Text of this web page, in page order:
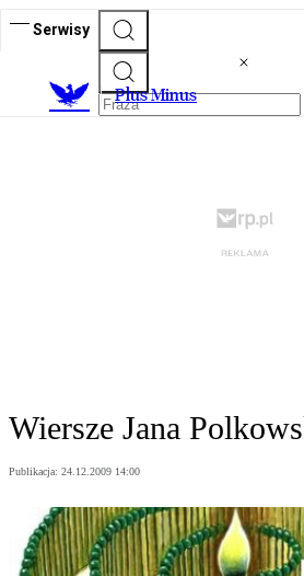
Serwisy
Plus Minus
Wiersze Jana
Publikacja: 24.12.2009 14:00